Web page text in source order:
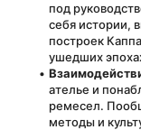
под
себя истории,
построек
ушедших
ателье и
ремесел.
методы и